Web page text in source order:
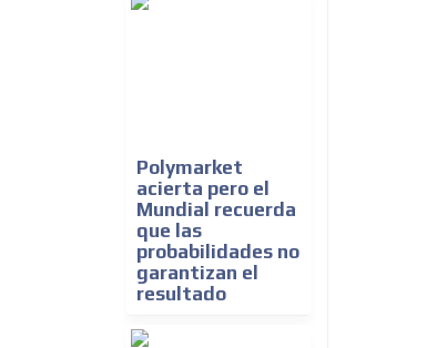
Polymarket
acierta pero el
Mundial recuerda
que las
probabilidades no
garantizan el
resultado